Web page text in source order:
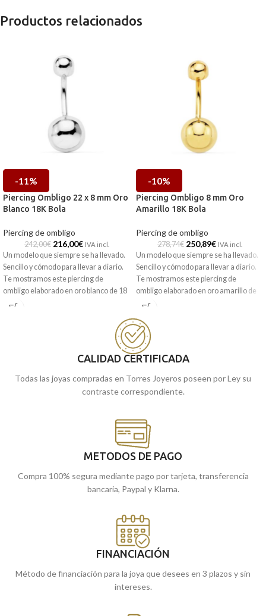
Productos relacionados
-11%
Piercing Ombligo 22 x 8 mm Oro
Blanco 18K Bola
Piercing de ombligo
242,00€ 216,00€ IVA incl.
Un modelo que siempre se ha llevado.
Sencillo y cómodo para llevar a diario.
Te mostramos este piercing de
ombligo elaborado en oro blanco de 18
kilates, formado por una bola lisa de 8
Puedes encontrarlo en nuestras
tiendas de Málaga, o si lo prefieres,
encargarlo online y te lo enviamos a
-10%
Piercing Ombligo 8 mm Oro
Amarillo 18K Bola
Piercing de ombligo
278,74€ 250,89€ IVA incl.
Un modelo que siempre se ha llevado.
Sencillo y cómodo para llevar a diario.
Te mostramos este piercing de
ombligo elaborado en oro amarillo de
18 kilates, formado por una bola lisa de
Puedes encontrarlo en nuestras
tiendas de Málaga, o si lo prefieres,
encargarlo online y te lo enviamos a
CALIDAD CERTIFICADA
Todas las joyas compradas en Torres Joyeros poseen por Ley su
contraste correspondiente.
METODOS DE PAGO
Compra 100% segura mediante pago por tarjeta, transferencia
bancaria, Paypal y Klarna.
FINANCIACIÓN
Método de financiación para la joya que desees en 3 plazos y sin
intereses.